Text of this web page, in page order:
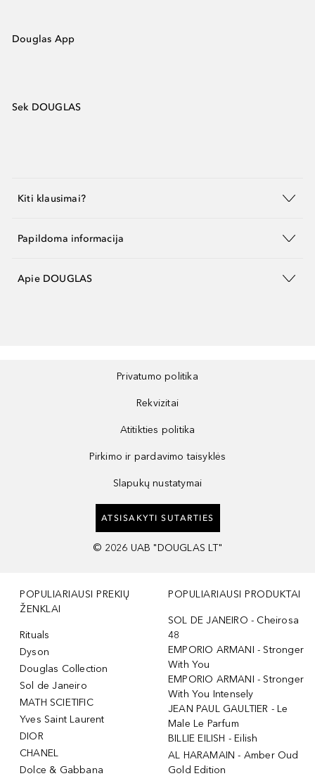
Douglas App
Sek DOUGLAS
Kiti klausimai?
Papildoma informacija
Apie DOUGLAS
Privatumo politika
Rekvizitai
Atitikties politika
Pirkimo ir pardavimo taisyklės
Slapukų nustatymai
ATSISAKYTI SUTARTIES
© 2026 UAB "DOUGLAS LT"
POPULIARIAUSI PREKIŲ
ŽENKLAI
Rituals
Dyson
Douglas Collection
Sol de Janeiro
MATH SCIETIFIC
Yves Saint Laurent
DIOR
CHANEL
Dolce & Gabbana
POPULIARIAUSI PRODUKTAI
SOL DE JANEIRO - Cheirosa
48
EMPORIO ARMANI - Stronger
With You
EMPORIO ARMANI - Stronger
With You Intensely
JEAN PAUL GAULTIER - Le
Male Le Parfum
BILLIE EILISH - Eilish
AL HARAMAIN - Amber Oud
Gold Edition